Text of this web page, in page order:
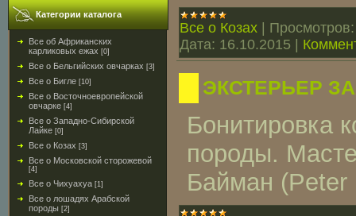
Категории каталога
Все об Африканских
карликовых ежах [0]
Все о Бельгийских овчарках [3]
Все о Бигле [10]
Все о Восточноевропейской
овчарке [4]
Все о Западно-Сибирской
Лайке [0]
Все о Козах [3]
Все о Московской сторожевой
[4]
Все о Чихуахуа [1]
Все о лошадях Арабской
породы [2]
Все о Козах | Просмотров:
Дата: 16.10.2015 |
ЭКСТЕРЬЕР
Бонитировка
породы.
Байман (Peter